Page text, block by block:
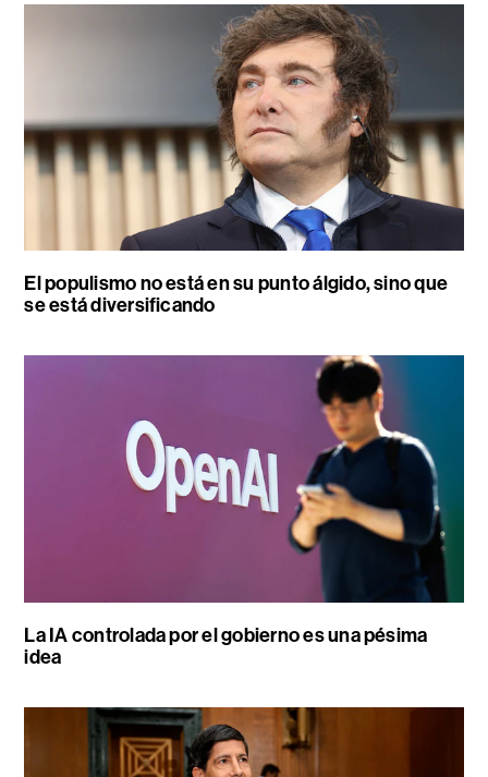
El populismo no está en su punto álgido, sino que
se está diversificando
La IA controlada por el gobierno es una pésima
idea